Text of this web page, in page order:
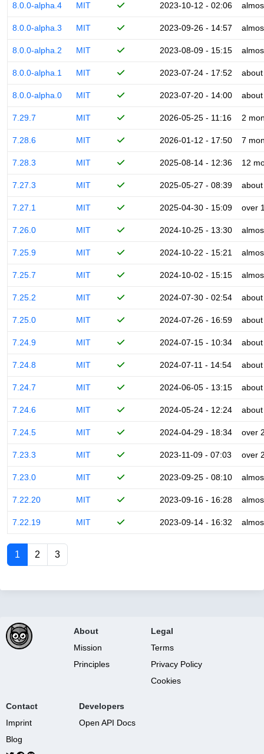
8.0.0-alpha.4 MIT 2023-10-12 - 02:06
8.0.0-alpha.3 MIT 2023-09-26 - 14:57
8.0.0-alpha.2 MIT 2023-08-09 - 15:15
8.0.0-alpha.1 MIT 2023-07-24 - 17:52
8.0.0-alpha.0 MIT 2023-07-20 - 14:00
7.29.7 MIT 2026-05-25 - 11:16 2
7.28.6 MIT 2026-01-12 - 17:50 7
7.28.3 MIT 2025-08-14 - 12:36 12
7.27.3 MIT 2025-05-27 - 08:39
7.27.1 MIT 2025-04-30 - 15:09 over
7.26.0 MIT 2024-10-25 - 13:30
7.25.9 MIT 2024-10-22 - 15:21
7.25.7 MIT 2024-10-02 - 15:15
7.25.2 MIT 2024-07-30 - 02:54
7.25.0 MIT 2024-07-26 - 16:59
7.24.9 MIT 2024-07-15 - 10:34
7.24.8 MIT 2024-07-11 - 14:54
7.24.7 MIT 2024-06-05 - 13:15
7.24.6 MIT 2024-05-24 - 12:24
7.24.5 MIT 2024-04-29 - 18:34 over
7.23.3 MIT 2023-11-09 - 07:03 over
7.23.0 MIT 2023-09-25 - 08:10
7.22.20 MIT 2023-09-16 - 16:28
7.22.19 MIT 2023-09-14 - 16:32
1 2 3
About
Mission
Principles
Legal
Terms
Privacy Policy
Cookies
Contact
Imprint
Blog
Developers
Open API Docs